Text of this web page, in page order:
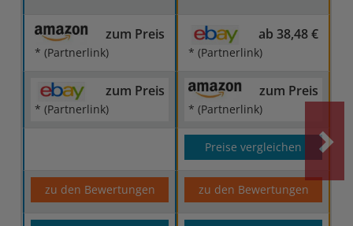
zum Preis
* (Partnerlink)
ab 38,48 €
* (Partnerlink)
zum Preis
* (Partnerlink)
zum Preis
* (Partnerlink)
Preise vergleichen
zu den Bewertungen zu den Bewertungen